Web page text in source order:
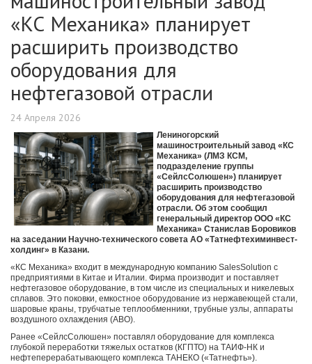
«КС Механика» планирует
расширить производство
оборудования для
нефтегазовой отрасли
24 Апреля 2026
Лениногорский
машиностроительный завод «КС
Механика» (ЛМЗ КСМ,
подразделение группы
«СейлсСолюшен») планирует
расширить производство
оборудования для нефтегазовой
отрасли. Об этом сообщил
генеральный директор ООО «КС
Механика» Станислав Боровиков
на заседании Научно-технического совета АО «Татнефтехиминвест-
холдинг» в Казани.
«КС Механика» входит в международную компанию SalesSolution с
предприятиями в Китае и Италии. Фирма производит и поставляет
нефтегазовое оборудование, в том числе из специальных и никелевых
сплавов. Это поковки, емкостное оборудование из нержавеющей стали,
шаровые краны, трубчатые теплообменники, трубные узлы, аппараты
воздушного охлаждения (АВО).
Ранее «СейлсСолюшен» поставлял оборудование для комплекса
глубокой переработки тяжелых остатков (КГПТО) на ТАИФ-НК и
нефтеперерабатывающего комплекса ТАНЕКО («Татнефть»).